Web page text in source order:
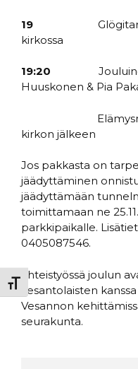
Toggle Font size
19
19:20 Jouluinen
Huuskonen & Pia
Elämysrata-
kirkon
Jos pakkasta on
jäädyttäminen
jäädyttämään
toimittamaan ne
parkkipaikalle.
0405087546.
Yhteistyössä joulun
vesantolaisten
Vesannon
seurakunta.